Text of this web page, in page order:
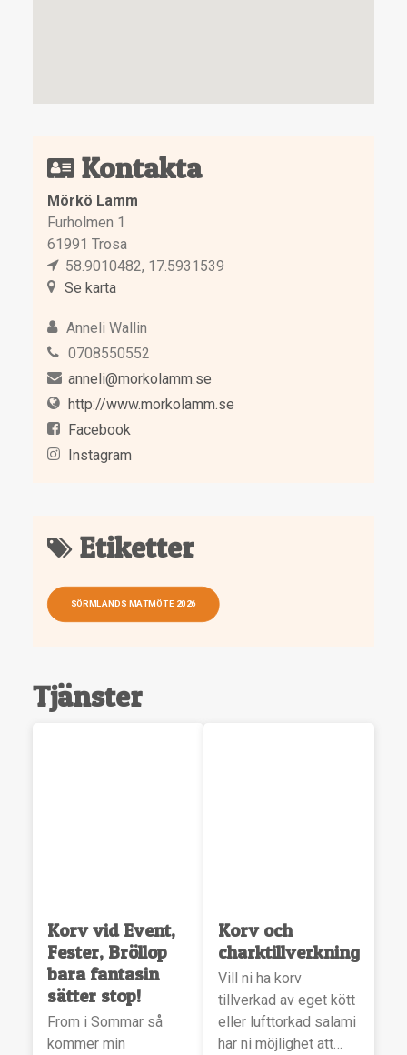
Kontakta
Mörkö Lamm
Furholmen 1
61991 Trosa
58.9010482, 17.5931539
Se karta
Anneli Wallin
0708550552
anneli@morkolamm.se
http://www.morkolamm.se
Facebook
Instagram
Etiketter
SÖRMLANDS MATMÖTE 2026
Tjänster
Korv vid Event,
Fester, Bröllop
bara fantasin
sätter stop!
From i Sommar så
kommer min
Korv och
charktillverkning
Vill ni ha korv
tillverkad av eget kött
eller lufttorkad salami
har ni möjlighet att…